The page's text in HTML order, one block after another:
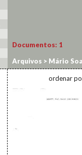
Documentos: 1
Arquivos > Mário
Doutoramentos
ordenar